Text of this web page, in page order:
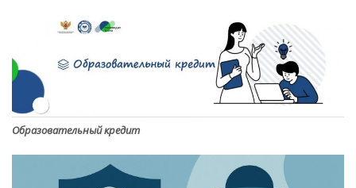
Образовательный кредит